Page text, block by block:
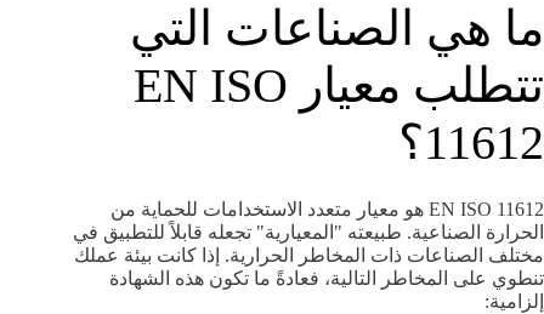
ما هي الصناعات التي
تتطلب معيار EN ISO
11612؟
EN ISO 11612 هو معيار متعدد الاستخدامات للحماية من
الحرارة الصناعية. طبيعته "المعيارية" تجعله قابلاً للتطبيق في
مختلف الصناعات ذات المخاطر الحرارية. إذا كانت بيئة عملك
تنطوي على المخاطر التالية، فعادةً ما تكون هذه الشهادة
إلزامية: